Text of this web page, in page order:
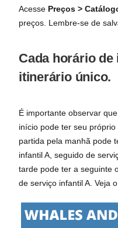
Acesse Preços >
preços. Lembre-se de
Cada horário
itinerário único.
É importante observar
início pode ter seu
partida pela manhã pode
infantil A, seguido de
tarde pode ter a seguinte
de serviço infantil A. Veja